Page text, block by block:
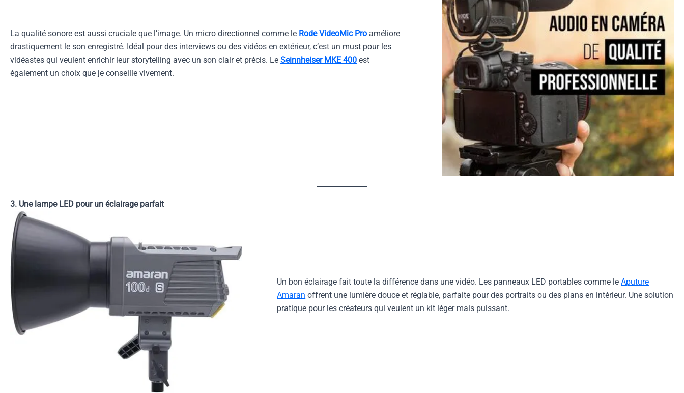
La qualité sonore est aussi cruciale que l’image. Un micro directionnel comme le Rode VideoMic Pro améliore
drastiquement le son enregistré. Idéal pour des interviews ou des vidéos en extérieur, c’est un must pour les
vidéastes qui veulent enrichir leur storytelling avec un son clair et précis. Le Seinnheiser MKE 400 est
également un choix que je conseille vivement.
3. Une lampe LED pour un éclairage parfait
Un bon éclairage fait toute la différence dans une vidéo. Les panneaux LED portables comme leAputure
Amaran offrent une lumière douce et réglable, parfaite pour des portraits ou des plans en intérieur. Une solution
pratique pour les créateurs qui veulent un kit léger mais puissant.